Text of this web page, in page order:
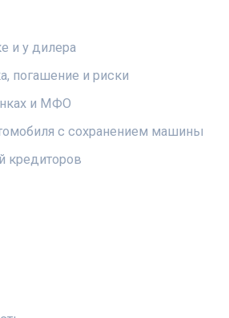
и у дилера
погашение и риски
и МФО
с сохранением машины
кредиторов